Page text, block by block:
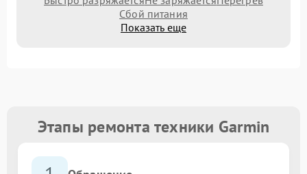
Сбой питания
Показать еще
Этапы ремонта техники Garmin